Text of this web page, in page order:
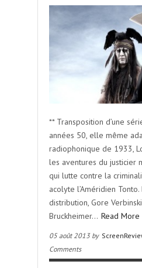
** Transposition d’une
années 50, elle même
radiophonique de 1933,
les aventures du justicier
qui lutte contre la
acolyte l’Améridien Tonto.
distribution, Gore
Bruckheimer… Read
05 août 2013 by
Comments